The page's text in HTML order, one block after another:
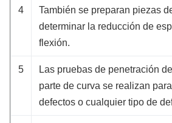
4
También se preparan piezas
determinar la reducción de
flexión.
5
Las pruebas de penetración
parte de curva se realizan
defectos o cualquier tipo de